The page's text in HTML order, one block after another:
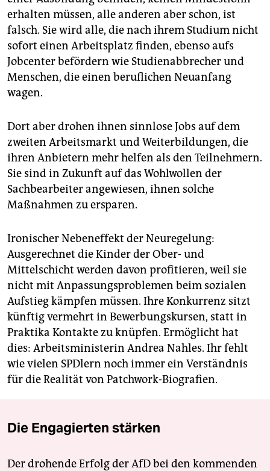
erhalten müssen, alle anderen aber schon, ist
falsch. Sie wird alle, die nach ihrem Studium nicht
sofort einen Arbeitsplatz finden, ebenso aufs
Jobcenter befördern wie Studienabbrecher und
Menschen, die einen beruflichen Neuanfang
wagen.
Dort aber drohen ihnen sinnlose Jobs auf dem
zweiten Arbeitsmarkt und Weiterbildungen, die
ihren Anbietern mehr helfen als den Teilnehmern.
Sie sind in Zukunft auf das Wohlwollen der
Sachbearbeiter angewiesen, ihnen solche
Maßnahmen zu ersparen.
Ironischer Nebeneffekt der Neuregelung:
Ausgerechnet die Kinder der Ober- und
Mittelschicht werden davon profitieren, weil sie
nicht mit Anpassungsproblemen beim sozialen
Aufstieg kämpfen müssen. Ihre Konkurrenz sitzt
künftig vermehrt in Bewerbungskursen, statt in
Praktika Kontakte zu knüpfen. Ermöglicht hat
dies: Arbeitsministerin Andrea Nahles. Ihr fehlt
wie vielen SPDlern noch immer ein Verständnis
für die Realität von Patchwork-Biografien.
Die Engagierten stärken
Der drohende Erfolg der AfD bei den kommenden